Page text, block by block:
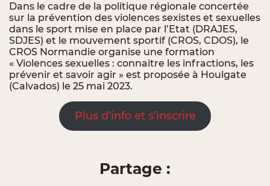
Dans le cadre de la politique régionale concertée
sur la prévention des violences sexistes et sexuelles
dans le sport mise en place par l’Etat (DRAJES,
SDJES) et le mouvement sportif (CROS, CDOS), le
CROS Normandie organise une formation
« Violences sexuelles : connaitre les infractions, les
prévenir et savoir agir » est proposée à Houlgate
(Calvados) le 25 mai 2023.
Plus d’info et s’inscrire
Partage :